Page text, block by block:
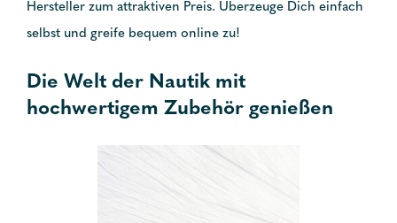
Hersteller zum attraktiven Preis. Überzeuge Dich einfach
selbst und greife bequem online zu!
Die Welt der Nautik mit
hochwertigem Zubehör genießen